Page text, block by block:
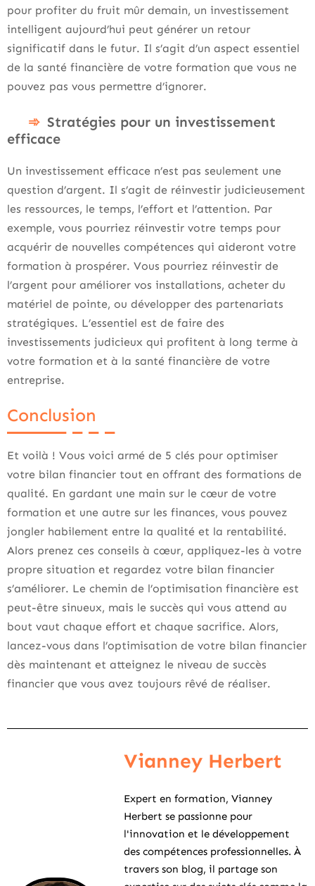
pour profiter du fruit mûr demain, un investissement
intelligent aujourd’hui peut générer un retour
significatif dans le futur. Il s’agit d’un aspect essentiel
de la santé financière de votre formation que vous ne
pouvez pas vous permettre d’ignorer.
Stratégies pour un investissement
efficace
Un investissement efficace n’est pas seulement une
question d’argent. Il s’agit de réinvestir judicieusement
les ressources, le temps, l’effort et l’attention. Par
exemple, vous pourriez réinvestir votre temps pour
acquérir de nouvelles compétences qui aideront votre
formation à prospérer. Vous pourriez réinvestir de
l’argent pour améliorer vos installations, acheter du
matériel de pointe, ou développer des partenariats
stratégiques. L’essentiel est de faire des
investissements judicieux qui profitent à long terme à
votre formation et à la santé financière de votre
entreprise.
Conclusion
Et voilà ! Vous voici armé de 5 clés pour optimiser
votre bilan financier tout en offrant des formations de
qualité. En gardant une main sur le cœur de votre
formation et une autre sur les finances, vous pouvez
jongler habilement entre la qualité et la rentabilité.
Alors prenez ces conseils à cœur, appliquez-les à votre
propre situation et regardez votre bilan financier
s’améliorer. Le chemin de l’optimisation financière est
peut-être sinueux, mais le succès qui vous attend au
bout vaut chaque effort et chaque sacrifice. Alors,
lancez-vous dans l’optimisation de votre bilan financier
dès maintenant et atteignez le niveau de succès
financier que vous avez toujours rêvé de réaliser.
Vianney Herbert
Expert en formation, Vianney
Herbert se passionne pour
l'innovation et le développement
des compétences professionnelles. À
travers son blog, il partage son